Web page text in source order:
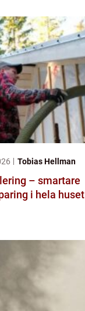
Tobias Hellman
– smartare
i hela huset